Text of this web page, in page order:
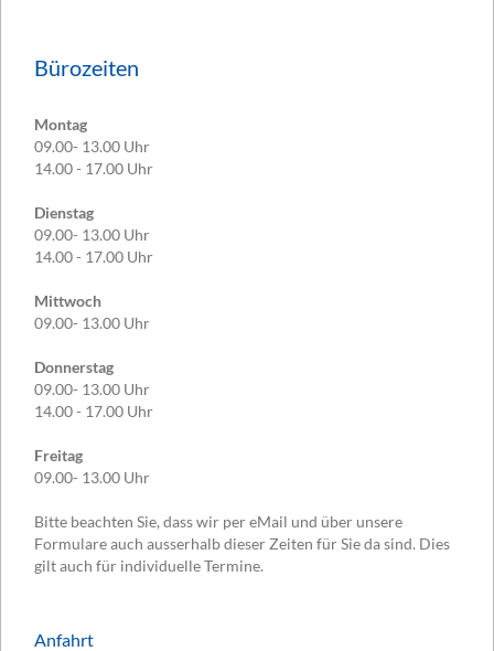
Bürozeiten
Montag
09.00- 13.00 Uhr
14.00 - 17.00 Uhr
Dienstag
09.00- 13.00 Uhr
14.00 - 17.00 Uhr
Mittwoch
09.00- 13.00 Uhr
Donnerstag
09.00- 13.00 Uhr
14.00 - 17.00 Uhr
Freitag
09.00- 13.00 Uhr
Bitte beachten Sie, dass wir per eMail und über unsere
Formulare auch ausserhalb dieser Zeiten für Sie da sind. Dies
gilt auch für individuelle Termine.
Anfahrt